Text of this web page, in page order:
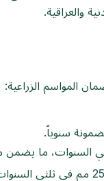
والعراقية.
المواسم الزراعية:
معدل الأمطار بين 250–350